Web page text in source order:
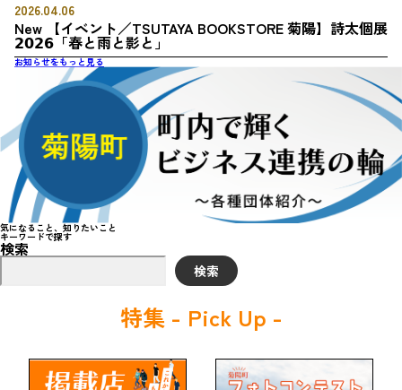
2026.04.06
New 【イベント／TSUTAYA BOOKSTORE 菊陽】詩太個展
𝟮𝟬𝟮𝟲「春と雨と影と」
お知らせをもっと見る
気になること、知りたいこと
キーワードで探す
検索
検索
特集 - Pick Up -